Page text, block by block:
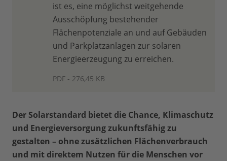
ist es, eine möglichst weitgehende
Ausschöpfung bestehender
Flächenpotenziale an und auf Gebäuden
und Parkplatzanlagen zur solaren
Energieerzeugung zu erreichen.
PDF - 276,45 KB
Der Solarstandard bietet die Chance, Klimaschutz
und Energieversorgung zukunftsfähig zu
gestalten – ohne zusätzlichen Flächenverbrauch
und mit direktem Nutzen für die Menschen vor